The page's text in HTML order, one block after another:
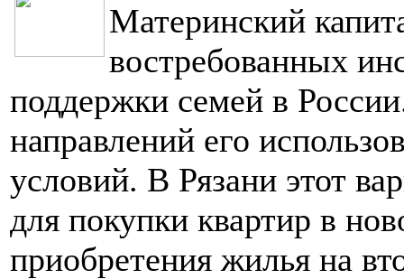
Материнский
востребованных
поддержки семей в
направлений его
условий. В Рязани этот
для покупки квартир в
приобретения жилья на